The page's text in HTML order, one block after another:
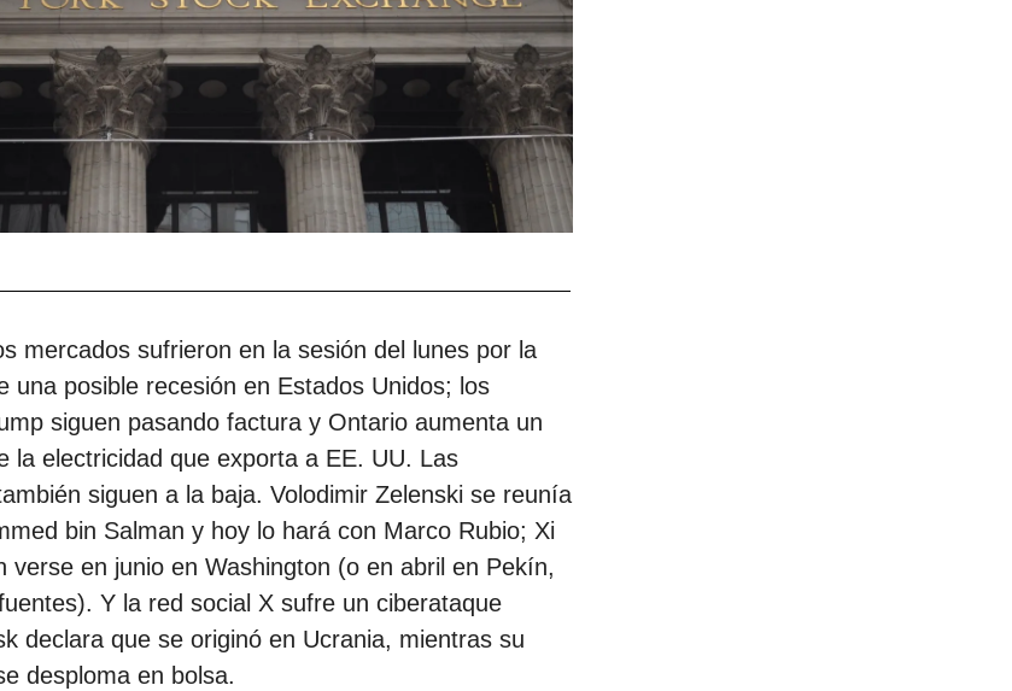
mercados sufrieron en la sesión del lunes por la
una posible recesión en Estados Unidos; los
siguen pasando factura y Ontario aumenta un
la electricidad que exporta a EE. UU. Las
siguen a la baja. Volodimir Zelenski se reunía
bin Salman y hoy lo hará con Marco Rubio; Xi
verse en junio en Washington (o en abril en Pekín,
Y la red social X sufre un ciberataque
declara que se originó en Ucrania, mientras su
desploma en bolsa.